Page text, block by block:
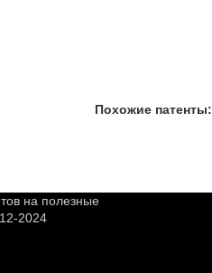
Похожие патенты:
на полезные
2024